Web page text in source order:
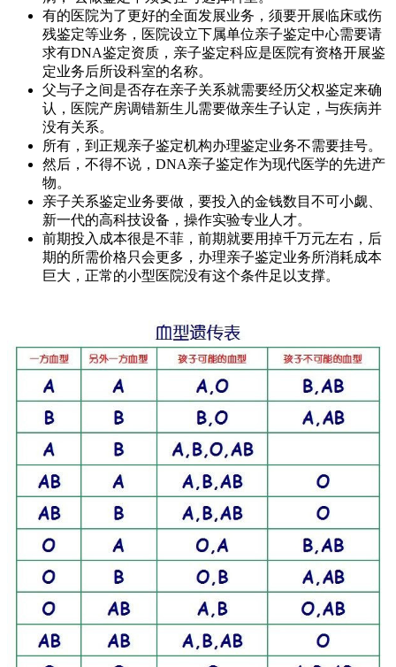
有的医院为了更好的全面发展业务，须要开展临床或伤
残鉴定等业务，医院设立下属单位亲子鉴定中心需要请
求有DNA鉴定资质，亲子鉴定科应是医院有资格开展鉴
定业务后所设科室的名称。
父与子之间是否存在亲子关系就需要经历父权鉴定来确
认，医院产房调错新生儿需要做亲生子认定，与疾病并
没有关系。
所有，到正规亲子鉴定机构办理鉴定业务不需要挂号。
然后，不得不说，DNA亲子鉴定作为现代医学的先进产
物。
亲子关系鉴定业务要做，要投入的金钱数目不可小觑、
新一代的高科技设备，操作实验专业人才。
前期投入成本很是不菲，前期就要用掉千万元左右，后
期的所需价格只会更多，办理亲子鉴定业务所消耗成本
巨大，正常的小型医院没有这个条件足以支撑。